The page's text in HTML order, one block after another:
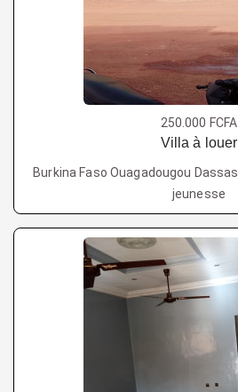
250.000 FCFA
Villa à louer
Burkina Faso Ouagadougou
jeunesse